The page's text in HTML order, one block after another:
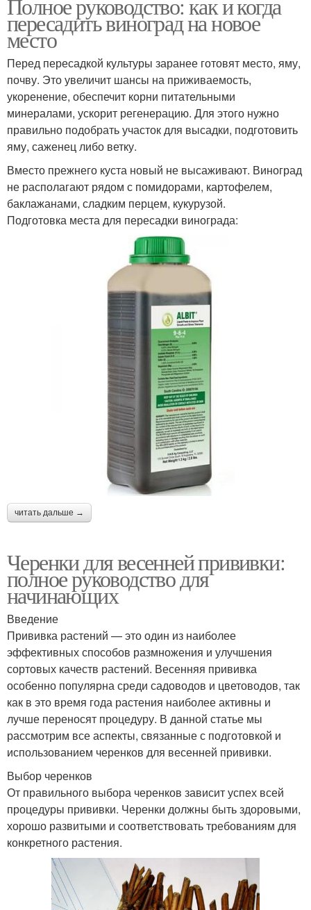
пересадить виноград на новое
место
Перед пересадкой культуры заранее готовят место, яму,
почву. Это увеличит шансы на приживаемость,
укоренение, обеспечит корни питательными
минералами, ускорит регенерацию. Для этого нужно
правильно подобрать участок для высадки, подготовить
яму, саженец либо ветку.
Вместо прежнего куста новый не высаживают. Виноград
не располагают рядом с помидорами, картофелем,
баклажанами, сладким перцем, кукурузой.
Подготовка места для пересадки винограда:
читать дальше →
Черенки для весенней прививки:
полное руководство для
начинающих
Введение
Прививка растений — это один из наиболее
эффективных способов размножения и улучшения
сортовых качеств растений. Весенняя прививка
особенно популярна среди садоводов и цветоводов, так
как в это время года растения наиболее активны и
лучше переносят процедуру. В данной статье мы
рассмотрим все аспекты, связанные с подготовкой и
использованием черенков для весенней прививки.
Выбор черенков
От правильного выбора черенков зависит успех всей
процедуры прививки. Черенки должны быть здоровыми,
хорошо развитыми и соответствовать требованиям для
конкретного растения.